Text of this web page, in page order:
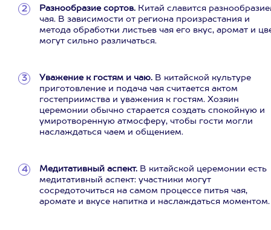
Разнообразие сортов. Китай славится
чая. В зависимости от региона произрастания и
метода обработки листьев чая его вкус, аромат и
могут сильно различаться.
Уважение к гостям и чаю. В китайской культуре
приготовление и подача чая считается актом
гостеприимства и уважения к гостям. Хозяин
церемонии обычно старается создать спокойную и
умиротворенную атмосферу, чтобы гости могли
наслаждаться чаем и общением.
Медитативный аспект. В китайской церемонии есть
медитативный аспект: участники могут
сосредоточиться на самом процессе питья чая,
аромате и вкусе напитка и наслаждаться моментом.